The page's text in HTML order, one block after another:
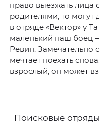
право выезжать лица
родителями, то
в отряде «Вектор» у
маленький наш боец
Ревин. Замечательно
мечтает поехать
взрослый, он может
Поисковые